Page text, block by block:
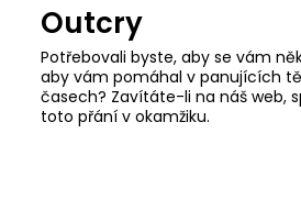
content
Outcry
Potřebovali byste, aby se vám
aby vám pomáhal v panujících
časech? Zavítáte-li na náš web,
toto přání v okamžiku.